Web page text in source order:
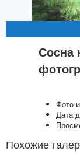
Сосна
Фото
Дата
Похожие